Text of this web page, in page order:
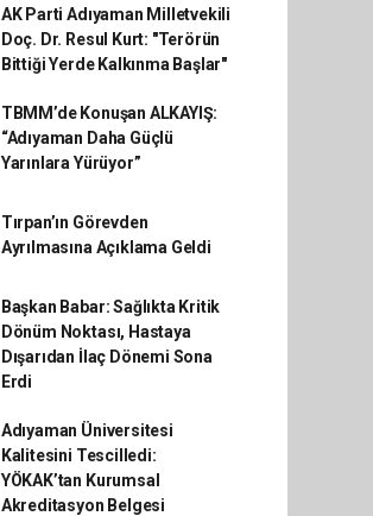
AK Parti Adıyaman Milletvekili
Doç. Dr. Resul Kurt: "Terörün
Bittiği Yerde Kalkınma Başlar"
TBMM’de Konuşan ALKAYIŞ:
“Adıyaman Daha Güçlü
Yarınlara Yürüyor”
Tırpan’ın Görevden
Ayrılmasına Açıklama Geldi
Başkan Babar: Sağlıkta Kritik
Dönüm Noktası, Hastaya
Dışarıdan İlaç Dönemi Sona
Erdi
Adıyaman Üniversitesi
Kalitesini Tescilledi:
YÖKAK’tan Kurumsal
Akreditasyon Belgesi